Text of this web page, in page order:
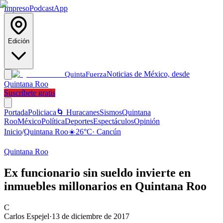
ImpresoPodcastApp
Edición
QuintaFuerzaNoticias de México, desde
Quintana Roo
Suscríbete gratis
PortadaPoliciaca 🌀 HuracanesSismosQuintana
RooMéxicoPolíticaDeportesEspectáculosOpinión
Inicio/Quintana Roo☀️26°C· Cancún
Quintana Roo
Ex funcionario sin sueldo invierte en
inmuebles millonarios en Quintana Roo
C
Carlos Espejel·13 de diciembre de 2017